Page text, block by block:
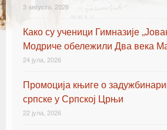
3 августа, 2026
Како су ученици Гимназије
Модриче обележили Два века
24 јула, 2026
Промоција књиге о
српске у Српској Црњи
22 јула, 2026